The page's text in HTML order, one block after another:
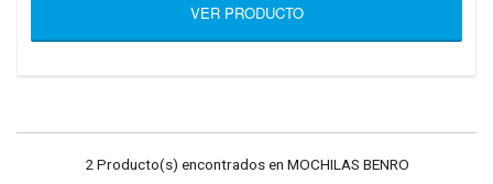
VER PRODUCTO
2 Producto(s) encontrados en MOCHILAS BENRO